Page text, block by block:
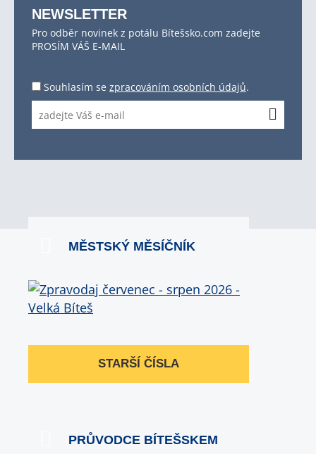
NEWSLETTER
Pro odběr novinek z potálu Bítešsko.com zadejte
PROSÍM VÁŠ E-MAIL
Souhlasím se zpracováním osobních údajů.
MĚSTSKÝ MĚSÍČNÍK
STARŠÍ ČÍSLA
PRŮVODCE BÍTEŠSKEM